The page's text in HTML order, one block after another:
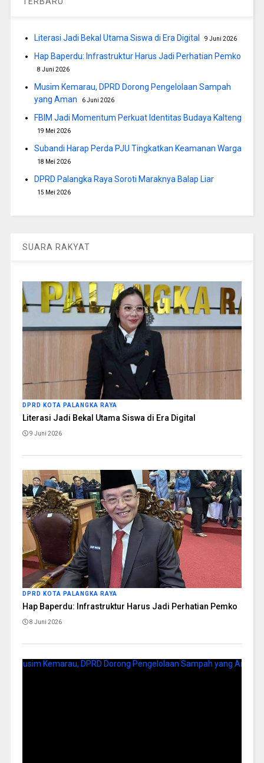
Literasi Jadi Bekal Utama Siswa di Era Digital 9 Juni 2026
Hap Baperdu: Infrastruktur Harus Jadi Perhatian Pemko
8 Juni 2026
Musim Kemarau, DPRD Dorong Pengelolaan Sampah
yang Aman
6 Juni 2026
FBIM Jadi Momentum Perkuat Identitas Budaya Kalteng
19 Mei 2026
Subandi Harap Perda PJU Tingkatkan Keamanan Warga
18 Mei 2026
DPRD Palangka Raya Soroti Maraknya Balap Liar
15 Mei 2026
SUARA RAKYAT
DPRD KOTA PALANGKA RAYA
Literasi Jadi Bekal Utama Siswa di Era Digital
9 Juni 2026
DPRD KOTA PALANGKA RAYA
Hap Baperdu: Infrastruktur Harus Jadi Perhatian Pemko
8 Juni 2026